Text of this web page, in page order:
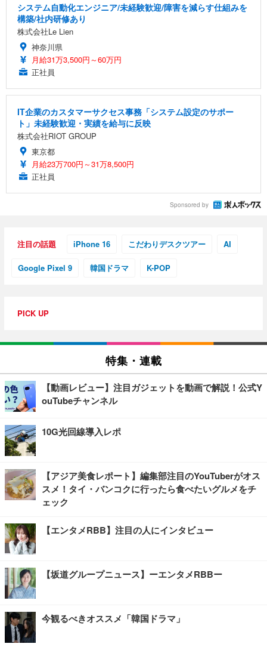
システム自動化エンジニア/未経験歓迎/障害を減らす仕組みを
構築/社内研修あり
株式会社Le Lien
神奈川県
月給31万3,500円～60万円
正社員
IT企業のカスタマーサクセス事務「システム設定のサポー
ト」未経験歓迎・実績を給与に反映
株式会社RIOT GROUP
東京都
月給23万700円～31万8,500円
正社員
Sponsored by
注目の話題 iPhone 16 こだわりデスクツアー AI
Google Pixel 9 韓国ドラマ K-POP
PICK UP
特集・連載
【動画レビュー】注目ガジェットを動画で解説！公式Y
ouTubeチャンネル
10G光回線導入レポ
【アジア美食レポート】編集部注目のYouTuberがオス
スメ！タイ・バンコクに行ったら食べたいグルメをチ
ェック
【エンタメRBB】注目の人にインタビュー
【坂道グループニュース】ーエンタメRBBー
今観るべきオススメ「韓国ドラマ」